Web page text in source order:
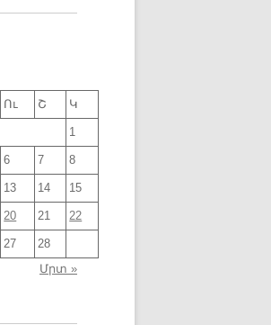
Ու Շ Կ
1
6 7 8
13 14 15
20 21 22
27
28
Մրտ »